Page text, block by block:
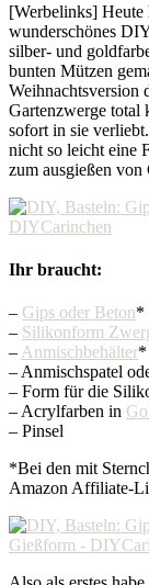
[Werbelinks]
wunderschönes
silber- und
bunten Mützen
Weihnachtsversion
Gartenzwerge total
sofort in sie
nicht so leicht eine
zum ausgießen
Ihr braucht:
– Gips oder Beton*
– Silikonform
– Anmischbehälter*
– Anmischspatel
– Form für die
– Acrylfarben in
– Pinsel
*Bei den mit
Amazon Affiliate-